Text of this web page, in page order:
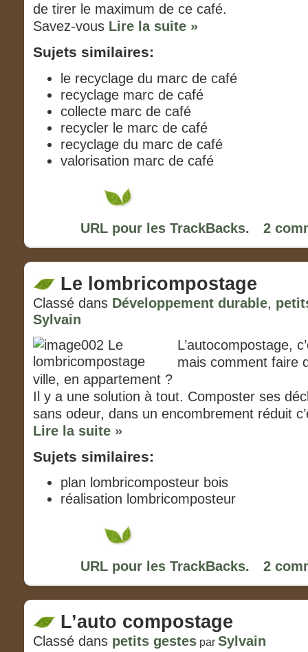
de tirer le maximum de ce café.
Savez-vous Lire la suite »
Sujets similaires:
le recyclage du marc de café
recyclage marc de café
collecte marc de café
recycler le marc de café
recyclage du marc de café
valorisation marc de café
URL pour les TrackBacks. 2
Le lombricompostage
Classé dans Développement durable,
Sylvain
L’autocompostage,
mais comment faire
ville, en appartement ?
Il y a une solution à tout. Composter ses
sans odeur, dans un encombrement réduit
Lire la suite »
Sujets similaires:
plan lombricomposteur bois
réalisation lombricomposteur
URL pour les TrackBacks. 2
L’auto compostage
Classé dans petits gestes par Sylvain